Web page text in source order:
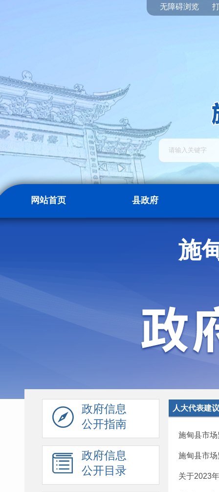
无障碍浏览
网站首页 县政府
施
政府信息
公开指南
政府信息
公开目录
人大代表建
施甸县市
施甸县市
关于2023